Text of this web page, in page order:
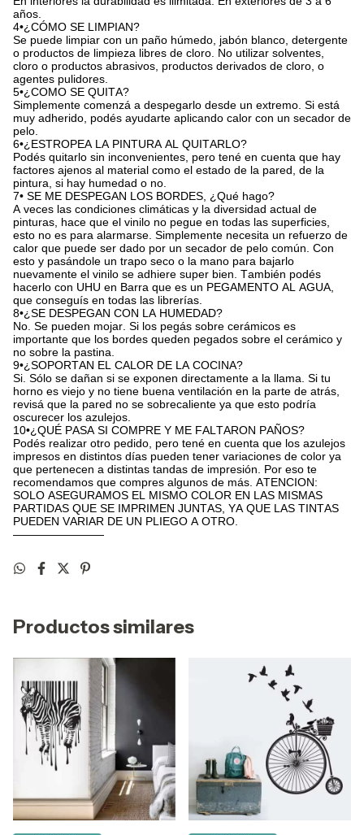
años.
4•¿CÓMO SE LIMPIAN?
Se puede limpiar con un paño húmedo, jabón blanco, detergente
o productos de limpieza libres de cloro. No utilizar solventes,
cloro o productos abrasivos, productos derivados de cloro, o
agentes pulidores.
5•¿COMO SE QUITA?
Simplemente comenzá a despegarlo desde un extremo. Si está
muy adherido, podés ayudarte aplicando calor con un secador de
pelo.
6•¿ESTROPEA LA PINTURA AL QUITARLO?
Podés quitarlo sin inconvenientes, pero tené en cuenta que hay
factores ajenos al material como el estado de la pared, de la
pintura, si hay humedad o no.
7• SE ME DESPEGAN LOS BORDES, ¿Qué hago?
A veces las condiciones climáticas y la diversidad actual de
pinturas, hace que el vinilo no pegue en todas las superficies,
esto no es para alarmarse. Simplemente necesita un refuerzo de
calor que puede ser dado por un secador de pelo común. Con
esto y pasándole un trapo seco o la mano para bajarlo
nuevamente el vinilo se adhiere super bien. También podés
hacerlo con UHU en Barra que es un PEGAMENTO AL AGUA,
que conseguís en todas las librerías.
8•¿SE DESPEGAN CON LA HUMEDAD?
No. Se pueden mojar. Si los pegás sobre cerámicos es
importante que los bordes queden pegados sobre el cerámico y
no sobre la pastina.
9•¿SOPORTAN EL CALOR DE LA COCINA?
Si. Sólo se dañan si se exponen directamente a la llama. Si tu
horno es viejo y no tiene buena ventilación en la parte de atrás,
revisá que la pared no se sobrecaliente ya que esto podría
oscurecer los azulejos.
10•¿QUÉ PASA SI COMPRE Y ME FALTARON PAÑOS?
Podés realizar otro pedido, pero tené en cuenta que los azulejos
impresos en distintos días pueden tener variaciones de color ya
que pertenecen a distintas tandas de impresión. Por eso te
recomendamos que compres algunos de más. ATENCION:
SOLO ASEGURAMOS EL MISMO COLOR EN LAS MISMAS
PARTIDAS QUE SE IMPRIMEN JUNTAS, YA QUE LAS TINTAS
PUEDEN VARIAR DE UN PLIEGO A OTRO.
————————
Productos similares